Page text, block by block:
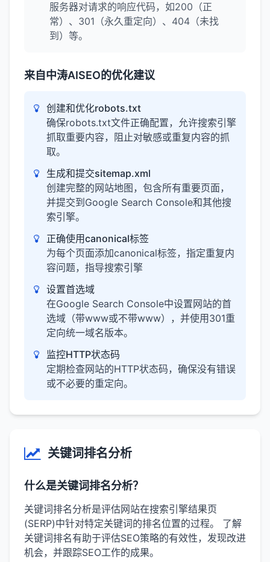
服务器对请求的响应代码，如200（正
常）、301（永久重定向）、404（未找
到）等。
来自中涛AISEO的优化建议
创建和优化robots.txt
确保robots.txt文件正确配置，允许搜索引擎
抓取重要内容，阻止对敏感或重复内容的抓
取。
生成和提交sitemap.xml
创建完整的网站地图，包含所有重要页面，
并提交到Google Search Console和其他搜
索引擎。
正确使用canonical标签
为每个页面添加canonical标签，指定重复内
容问题，指导搜索引擎
设置首选域
在Google Search Console中设置网站的首
选域（带www或不带www），并使用301重
定向统一域名版本。
监控HTTP状态码
定期检查网站的HTTP状态码，确保没有错误
或不必要的重定向。
关键词排名分析
什么是关键词排名分析？
关键词排名分析是评估网站在搜索引擎结果页
(SERP)中针对特定关键词的排名位置的过程。 了解
关键词排名有助于评估SEO策略的有效性，发现改进
机会，并跟踪SEO工作的成果。